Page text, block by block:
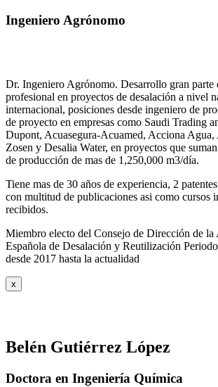
Ingeniero Agrónomo
Dr. Ingeniero Agrónomo. Desarrollo gran parte
profesional en proyectos de desalación a nivel
internacional, posiciones desde ingeniero de
de proyecto en empresas como Saudi Trading
Dupont, Acuasegura-Acuamed, Acciona
Zosen y Desalia Water, en proyectos que
de producción de mas de 1,250,000 m3/día.
Tiene mas de 30 años de experiencia, 2
con multitud de publicaciones asi como cursos
recibidos.
Miembro electo del Consejo de Dirección de la
Española de Desalación y Reutilización
desde 2017 hasta la actualidad
x
Belén Gutiérrez López
Doctora en Ingeniería Química